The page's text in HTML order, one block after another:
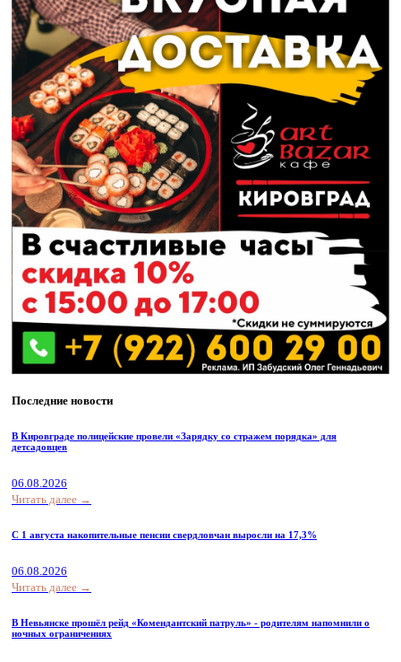
Последние новости
В Кировграде полицейские провели «Зарядку со стражем порядка» для
детсадовцев
06.08.2026
Читать далее →
С 1 августа накопительные пенсии свердловчан выросли на 17,3%
06.08.2026
Читать далее →
В Невьянске прошёл рейд «Комендантский патруль» - родителям напомнили о
ночных ограничениях